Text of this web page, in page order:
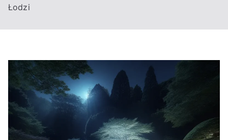
Łodzi